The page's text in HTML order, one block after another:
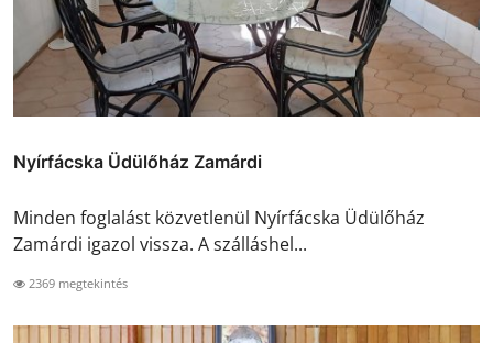
Nyírfácska Üdülőház Zamárdi
Minden foglalást közvetlenül Nyírfácska Üdülőház
Zamárdi igazol vissza. A szálláshel...
2369 megtekintés